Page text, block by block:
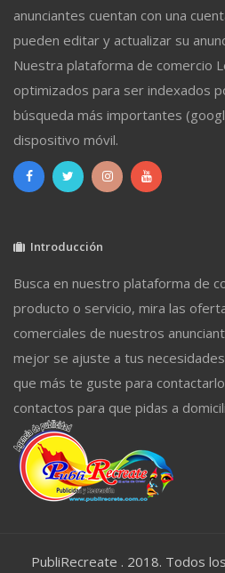
anunciantes cuentan con una
pueden editar y actualizar su
Nuestra plataforma de comercio
optimizados para ser indexados
búsqueda más importantes
dispositivo móvil.
Introducción
Busca en nuestro plataforma de
producto o servicio, mira las
comerciales de nuestros
mejor se ajuste a tus
que más te guste para
contactos para que pidas a
PubliRecreate . 2018. Todos